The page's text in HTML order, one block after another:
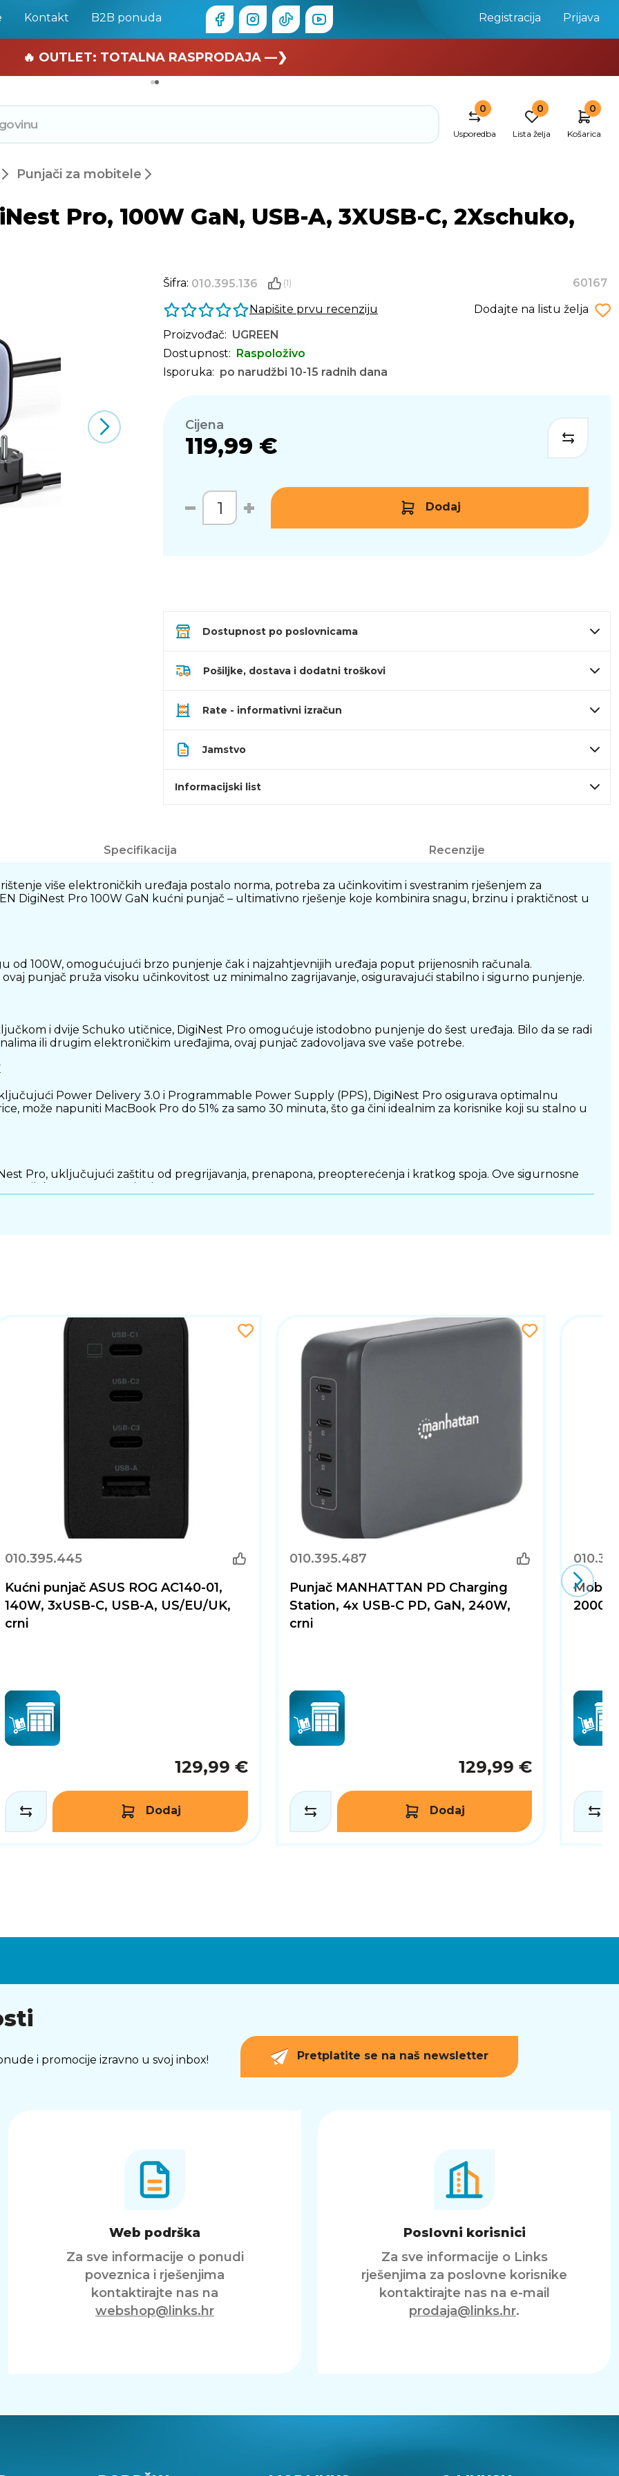
Kontakt B2B ponuda Registracija Prijava
🏄 Zaslužuješ odmor —❯
🔥 OUTLET: TOTALNA RASPRODAJA —❯
0
Usporedba
0
Lista želja
0
Košarica
Punjači za mobitele
Pro, 100W GaN, USB-A, 3XUSB-C, 2Xschuko,
Šifra: 010.395.136 (1)
60167
Napišite prvu recenziju
Dodajte na listu želja
Proizvođač: UGREEN
Dostupnost: Raspoloživo
Isporuka: po narudžbi 10-15 radnih dana
Cijena
119,99 €
Dodaj
Dostupnost po poslovnicama
Pošiljke, dostava i dodatni troškovi
Rate - informativni izračun
Jamstvo
Informacijski list
Specifikacija Recenzije
više elektroničkih uređaja postalo norma, potreba za učinkovitim i svestranim rješenjem za
DigiNest Pro 100W GaN kućni punjač – ultimativno rješenje koje kombinira snagu, brzinu i praktičnost u
od 100W, omogućujući brzo punjenje čak i najzahtjevnijih uređaja poput prijenosnih računala.
punjač pruža visoku učinkovitost uz minimalno zagrijavanje, osiguravajući stabilno i sigurno punjenje.
i dvije Schuko utičnice, DigiNest Pro omogućuje istodobno punjenje do šest uređaja. Bilo da se radi
ili drugim elektroničkim uređajima, ovaj punjač zadovoljava sve vaše potrebe.
Power Delivery 3.0 i Programmable Power Supply (PPS), DigiNest Pro osigurava optimalnu
može napuniti MacBook Pro do 51% za samo 30 minuta, što ga čini idealnim za korisnike koji su stalno u
Pro, uključujući zaštitu od pregrijavanja, prenapona, preopterećenja i kratkog spoja. Ove sigurnosne
cijelog procesa punjenja.
i brzo punjenje.
DigiNest Pro automatski prilagođava izlaznu snagu svakom priključenom uređaju, osiguravajući
dugotrajnu izdržljivost i pouzdanost. Njegova robusna konstrukcija jamči dug vijek trajanja, čak i
bez potrebe za dodatnim postavkama. Dugi kabel pruža fleksibilnost u postavljanju, omogućujući
KUĆNI PUNJAČ?
svih vaših uređaja, UGREEN DigiNest Pro 100W GaN kućni punjač je idealan izbor. Njegova
i elegantnog dizajna pruža vrhunsko iskustvo punjenja koje će zadovoljiti sve vaše potrebe.
010.395.445
Kućni punjač ASUS ROG AC140-01,
140W, 3xUSB-C, USB-A, US/EU/UK,
crni
129,99 €
Dodaj
010.395.487
Punjač MANHATTAN PD Charging
Station, 4x USB-C PD, GaN, 240W,
crni
129,99 €
Dodaj
20000
i promocije izravno u svoj inbox! Pretplatite se na naš newsletter
Web podrška
Za sve informacije o ponudi
poveznica i rješenjima
kontaktirajte nas na
webshop@links.hr
Poslovni korisnici
Za sve informacije o Links
rješenjima za poslovne korisnike
kontaktirajte nas na e-mail
prodaja@links.hr.